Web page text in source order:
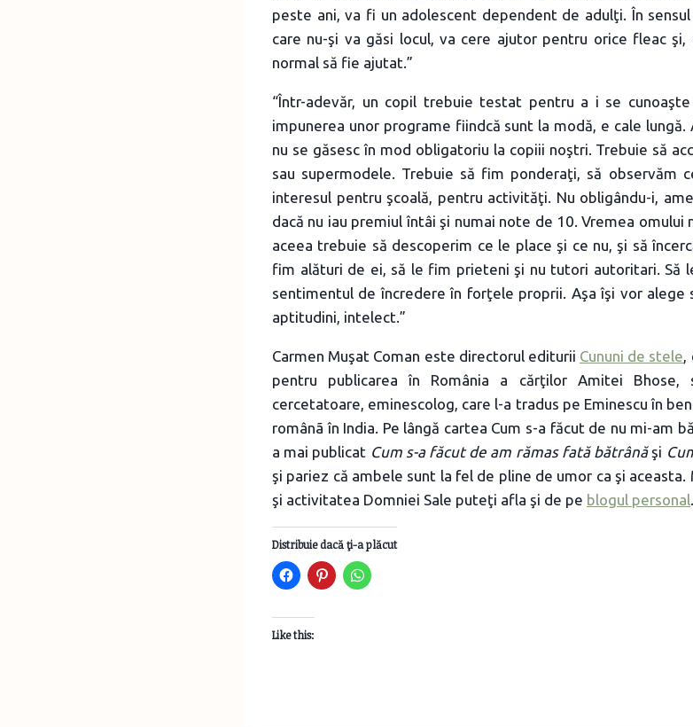
peste ani, va fi un adolescent dependent de adulţi. În
care nu-şi va găsi locul, va cere ajutor pentru orice fleac
normal să fie ajutat.”
“Într-adevăr, un copil trebuie testat pentru a i se
impunerea unor programe fiindcă sunt la modă, e cale
nu se găsesc în mod obligatoriu la copiii noştri. Trebuie să
sau supermodele. Trebuie să fim ponderaţi, să observăm
interesul pentru şcoală, pentru activităţi. Nu obligându-i,
dacă nu iau premiul întâi şi numai note de 10. Vremea
aceea trebuie să descoperim ce le place şi ce nu, şi să
fim alături de ei, să le fim prieteni şi nu tutori autoritari. Să
sentimentul de încredere în forţele proprii. Aşa îşi vor alege
aptitudini, intelect.”
Carmen Muşat Coman este directorul editurii Cununi de stele,
pentru publicarea în România a cărţilor Amitei Bhose,
cercetatoare, eminescolog, care l-a tradus pe Eminescu în
românã în India. Pe lângă cartea Cum s-a făcut de nu mi-am
a mai publicat Cum s-a făcut de am rămas fată bătrânăşi
şi pariez că ambele sunt la fel de pline de umor ca şi
şi activitatea Domniei Sale puteţi afla şi de pe blogul personal.
Distribuie dacă ţi-a plăcut
Like this: